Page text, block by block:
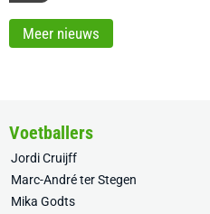
Meer nieuws
Voetballers
Jordi Cruijff
Marc-André ter Stegen
Mika Godts